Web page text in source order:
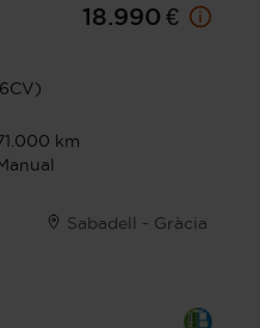
18.990 €
km
Sabadell - Gràcia